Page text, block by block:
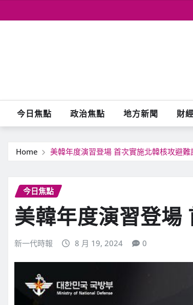
to
今日焦點 政治焦點 地方新聞 財
Home 美韓年度演習登場 首次實施北韓核攻避難
今日焦點
美韓年度演習登場
新一代時報 8 月 19, 2024 0